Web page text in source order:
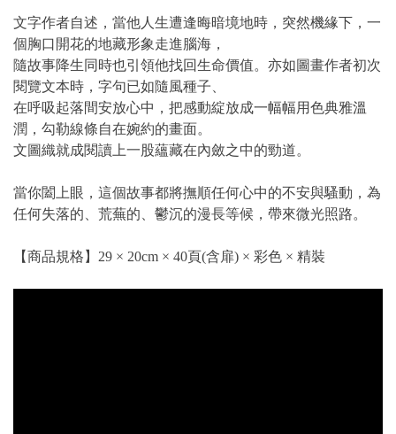
文字作者自述，當他人生遭逢晦暗境地時，突然機緣下，一
個胸口開花的地藏形象走進腦海，
隨故事降生同時也引領他找回生命價值。亦如圖畫作者初次
閱覽文本時，字句已如隨風種子、
在呼吸起落間安放心中，把感動綻放成一幅幅用色典雅溫
潤，勾勒線條自在婉約的畫面。
文圖織就成閱讀上一股蘊藏在內斂之中的勁道。
當你闔上眼，這個故事都將撫順任何心中的不安與騷動，為
任何失落的、荒蕪的、鬱沉的漫長等候，帶來微光照路。
【商品規格】29 × 20cm × 40頁(含扉) × 彩色 × 精裝